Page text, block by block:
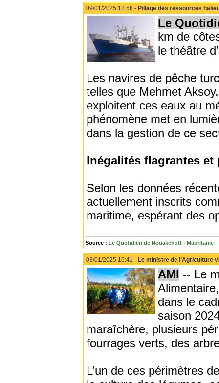
09/01/2025 12:58 - Pillage des ressources
Le
km de
le théâtre
Les navires de pêche
telles que Mehmet
exploitent ces eaux au
phénomène met en
dans la gestion de ce
Inégalités flagrantes
Selon les données
actuellement inscrits
maritime, espérant des
Source : Le Quotidien de Nouakchott - Mauritanie
03/01/2025 16:41 - Le ministre de l’Agriculture
AMI -- Le
dans le
saison
maraîchère, plusieurs
fourrages verts, des
L’un de ces périmètres